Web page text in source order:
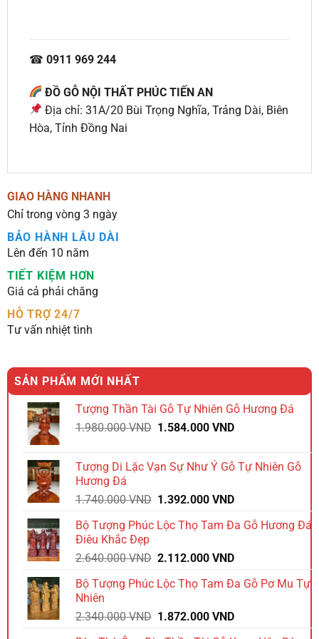
☎ 0911 969 244
ĐỒ GỖ NỘI THẤT PHÚC TIẾN AN
Địa chỉ: 31A/20 Bùi Trọng Nghĩa, Trảng Dài, Biên
Hòa, Tỉnh Đồng Nai
GIAO HÀNG NHANH
Chỉ trong vòng 3 ngày
BẢO HÀNH LÂU DÀI
Lên đến 10 năm
TIẾT KIỆM HƠN
Giá cả phải chăng
HỖ TRỢ 24/7
Tư vấn nhiệt tình
SẢN PHẨM MỚI NHẤT
Tượng Thần Tài Gỗ Tự Nhiên Gỗ Hương Đá
1.980.000VND Giá
1.980.000 VND.
1.584.000VNDGiá
là:
Tượng Di Lặc Vạn Sự Như Ý Gỗ Tự Nhiên Gỗ
Hương Đá
1.740.000VND Giá
là:
1.392.000VNDGiá
tại
1.392.000 VND.
Bộ Tượng Phúc Lộc Thọ Tam Đa Gỗ Hương Đá
Điêu Khắc Đẹp
2.640.000VND Giá
là:
2.112.000VNDGiá
tại
2.112.000 VND.
Bộ Tượng Phúc Lộc Thọ Tam Đa Gỗ Pơ Mu Tự
Nhiên
2.340.000VND Giá
1.872.000VNDGiá